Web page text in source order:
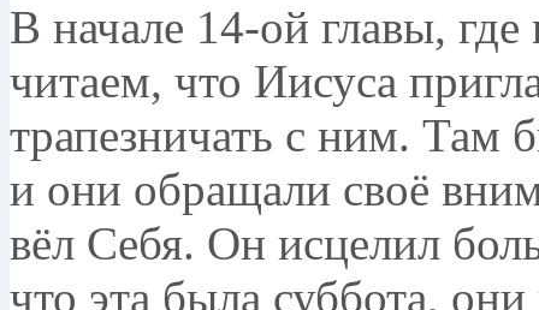
В начале 14-ой главы,
читаем, что Иисуса
трапезничать с ним. Там
и они обращали своё
вёл Себя. Он исцелил
что эта была суббота,